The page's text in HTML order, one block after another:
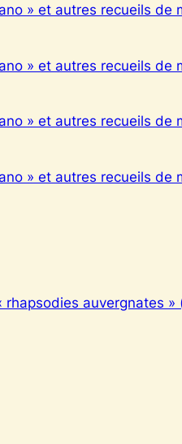
» et autres recueils de
» et autres recueils de
» et autres recueils de
» et autres recueils de
auvergnates »